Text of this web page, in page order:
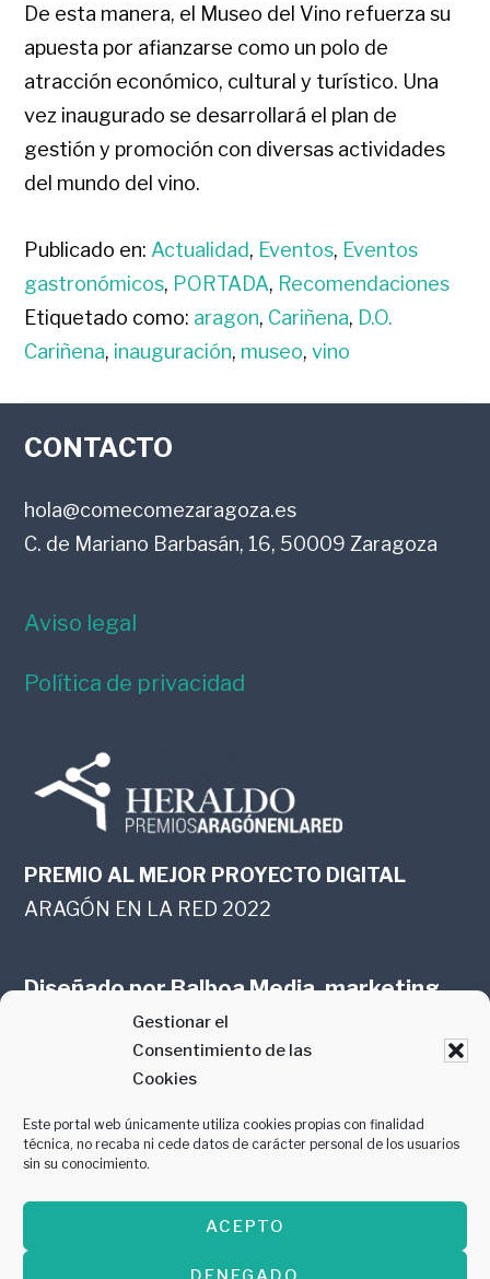
Gestionar el
Consentimiento de las
Cookies
Este portal web únicamente utiliza cookies propias con finalidad
técnica, no recaba ni cede datos de carácter personal de los usuarios
sin su conocimiento.
ACEPTO
De esta manera, el Museo del Vino refuerza su
apuesta por afianzarse como un polo de
atracción económico, cultural y turístico. Una
vez inaugurado se desarrollará el plan de
gestión y promoción con diversas actividades
del mundo del vino.
Publicado en: Actualidad, Eventos, Eventos
gastronómicos, PORTADA, Recomendaciones
Etiquetado como: aragon, Cariñena, D.O.
Cariñena, inauguración, museo,vino
FOOTER
CONTACTO
hola@comecomezaragoza.es
C. de Mariano Barbasán, 16, 50009 Zaragoza
Aviso legal
Política de privacidad
PREMIO AL MEJOR PROYECTO DIGITAL
ARAGÓN EN LA RED 2022
Diseñado porBalboa Media, marketing
online en Zaragoza
PREMIO AL MEJOR CONTENIDO
GASTROMANÍA 2018